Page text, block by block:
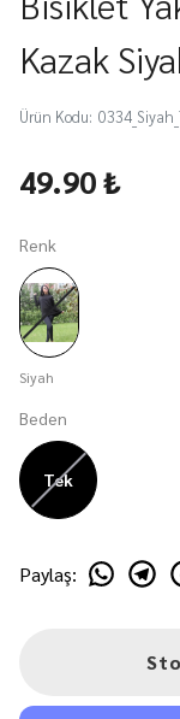
Kazak
Ürün Kodu:
49.90 ₺
Renk
Siyah
Beden
Tek
Paylaş: